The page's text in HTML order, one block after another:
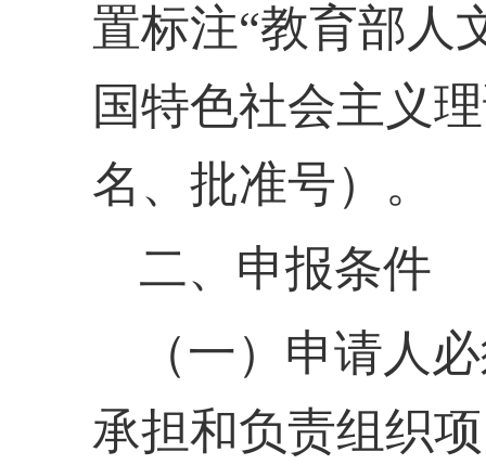
置标注“教育部人
国特色社会主义
名、批准号）。
二、申报条件
（一）申请人
承担和负责组织